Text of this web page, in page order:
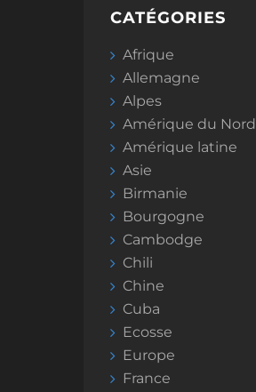
CATÉGORIES
Afrique
Allemagne
Alpes
Amérique du Nord
Amérique latine
Asie
Birmanie
Bourgogne
Cambodge
Chili
Chine
Cuba
Ecosse
Europe
France